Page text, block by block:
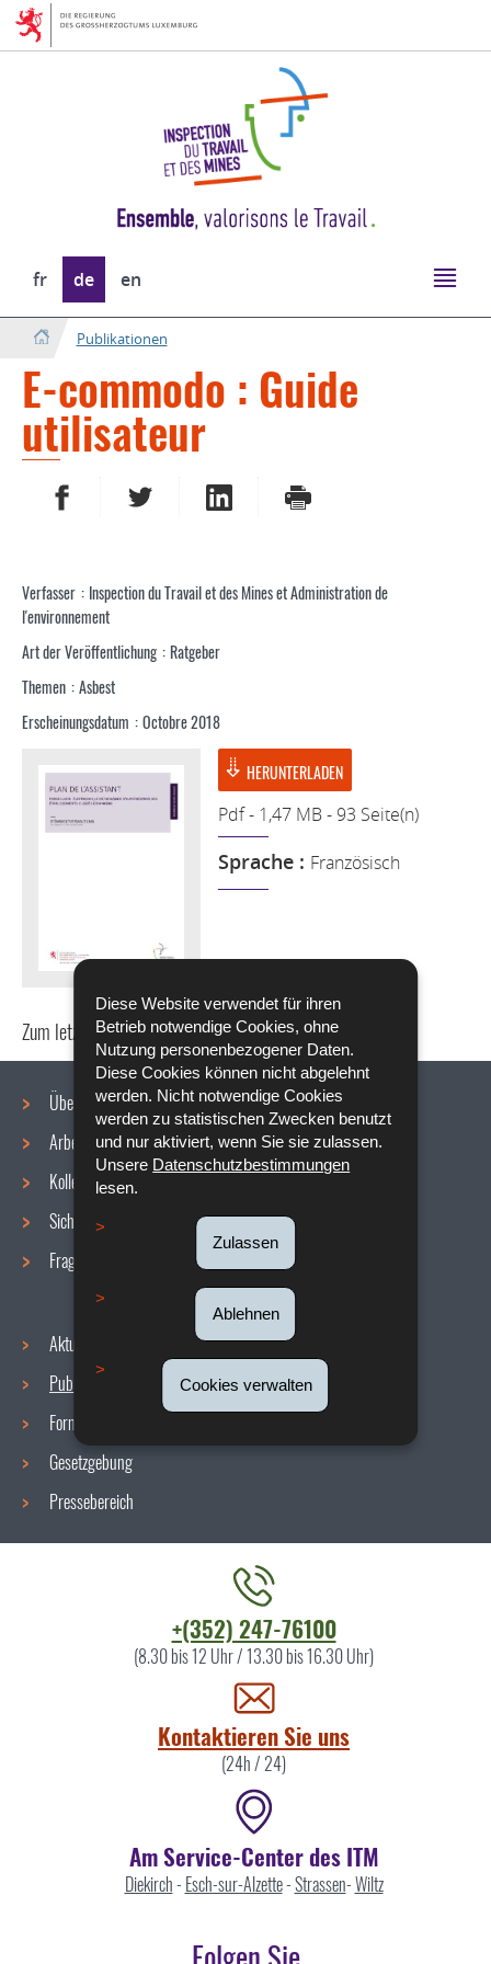
Diese Website verwendet für ihren
Betrieb notwendige Cookies, ohne
Nutzung personenbezogener Daten.
Diese Cookies können nicht abgelehnt
werden. Nicht notwendige Cookies
werden zu statistischen Zwecken benutzt
und nur aktiviert, wenn Sie sie zulassen.
Unsere Datenschutzbestimmungen
lesen.
Zulassen
Ablehnen
Cookies verwalten
Zur
Navigation
Zum
Inhalt
Sprache
wechseln
fr de en
Publikationen
E-commodo : Guide
utilisateur
AUF FACEBOOK TEILENAUF TWITTER TEILENAUF LINKEDIN TEILEN
DRUCKEN
Verfasser
Inspection du Travail et des Mines et Administration de
l'environnement
Art der Veröffentlichung Ratgeber
Themen Asbest
Erscheinungsdatum
Octobre 2018
Sprache : Französisch
Pdf - 1,47 MB - 93 Seite(n)
HERUNTERLADEN
Zum letzten Mal aktualisiert am28/10/2019
Navigationsmenü
Über uns
Arbeitsbedingungen
Kollektive Vereinbarungen
Sicherheit/Gesundheit am Arbeitsplatz
Fragen / Antworten
Aktuelles
Publikationen
Formulare
Gesetzgebung
Pressebereich
+(352) 247-76100
(8.30 bis 12 Uhr / 13.30 bis 16.30 Uhr)
Kontaktieren Sie uns
(24h / 24)
Am Service-Center des ITM
Diekirch- Esch-sur-Alzette-Strassen-Wiltz